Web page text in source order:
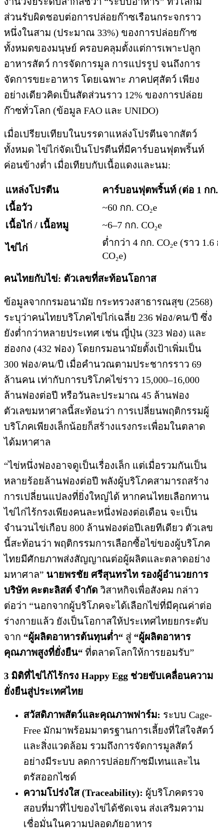
ส่วนรับผิดชอบต่อการปล่อยก๊าซเรือนกระจกราว
หนึ่งในสาม (ประมาณ 33%) ของการปล่อยก๊าซ
ทั้งหมดของมนุษย์ ครอบคลุมตั้งแต่การเพาะปลูก
อาหารสัตว์ การจัดการมูล การแปรรูป จนถึงการ
จัดการขยะอาหาร โดยเฉพาะ ภาคปศุสัตว์ เพียง
อย่างเดียวคิดเป็นสัดส่วนราว 12% ของการปล่อย
ก๊าซทั่วโลก (ข้อมูล FAO และ UNIDO)
เมื่อเปรียบเทียบในบรรดาแหล่งโปรตีนจากสัตว์
ทั้งหมด ไข่ไก่จัดเป็นโปรตีนที่มีคาร์บอนฟุตพริ้นท์
ค่อนข้างต่ำ เมื่อเทียบกับเนื้อแดงและนม:
แหล่งโปรตีน คาร์บอนฟุตพริ้นท์ (ต่อ 1 กก
เนื้อวัว
~60 กก. CO₂e
เนื้อไก่ / เนื้อหมู ~6–7 กก. CO₂e
ไข่ไก่
ต่ำกว่า 4 กก. CO₂e (ราว 1.6
CO₂e)
คนไทยกับไข่: ตัวเลขที่สะท้อนโอกาส
ข้อมูลจากกรมอนามัย กระทรวงสาธารณสุข (2568)
ระบุว่าคนไทยบริโภคไข่ไก่เฉลี่ย 236 ฟอง/คน/ปี ซึ่ง
ยังต่ำกว่าหลายประเทศ เช่น ญี่ปุ่น (323 ฟอง) และ
ฮ่องกง (432 ฟอง) โดยกรมอนามัยตั้งเป้าเพิ่มเป็น
300 ฟอง/คน/ปี เมื่อคำนวณตามประชากรราว 69
ล้านคน เท่ากับการบริโภคไข่ราว 15,000–16,000
ล้านฟองต่อปี หรือวันละประมาณ 45 ล้านฟอง
ตัวเลขมหาศาลนี้สะท้อนว่า การเปลี่ยนพฤติกรรมผู้
บริโภคเพียงเล็กน้อยก็สร้างแรงกระเพื่อมในตลาด
ได้มหาศาล
“ไข่หนึ่งฟองอาจดูเป็นเรื่องเล็ก แต่เมื่อรวมกันเป็น
หลายร้อยล้านฟองต่อปี พลังผู้บริโภคสามารถสร้าง
การเปลี่ยนแปลงที่ยิ่งใหญ่ได้ หากคนไทยเลือกทาน
ไข่ไก่ไร้กรงเพียงคนละหนึ่งฟองต่อเดือน จะเป็น
จำนวนไข่เกือบ 800 ล้านฟองต่อปีเลยทีเดียว ตัวเลข
นี้สะท้อนว่า พฤติกรรมการเลือกซื้อไข่ของผู้บริโภค
ไทยมีศักยภาพส่งสัญญาณต่อผู้ผลิตและตลาดอย่าง
มหาศาล” นายพรชัย ศรีสุนทรไท รองผู้อำนวยการ
บริษัท คะตะลิสต์ จำกัด วิสาหกิจเพื่อสังคม กล่าว
ต่อว่า “นอกจากผู้บริโภคจะได้เลือกไข่ที่มีคุณค่าต่อ
ร่างกายแล้ว ยังเป็นโอกาสให้ประเทศไทยยกระดับ
จาก “ผู้ผลิตอาหารต้นทุนต่ำ“ สู่ “ผู้ผลิตอาหาร
คุณภาพสูงที่ยั่งยืน“ ที่ตลาดโลกให้การยอมรับ”
3 มิติที่ไข่ไก้ไร้กรง Happy Egg ช่วยขับเคลื่อนความ
ยั่งยืนสู่ประเทศไทย
สวัสดิภาพสัตว์และคุณภาพฟาร์ม: ระบบ Cage-
Free มักมาพร้อมมาตรฐานการเลี้ยงที่ใส่ใจสัตว์
และสิ่งแวดล้อม รวมถึงการจัดการมูลสัตว์
อย่างมีระบบ ลดการปล่อยก๊าซมีเทนและไน
ตรัสออกไซด์
ความโปร่งใส(Traceability): ผู้บริโภคตรวจ
สอบที่มาที่ไปของไข่ได้ชัดเจน ส่งเสริมความ
เชื่อมั่นในความปลอดภัยอาหาร